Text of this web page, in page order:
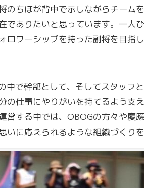
のちほが背中で示しながらチーム
でありたいと思っています。一人
ロワーシップを持った副将を目指し
中で幹部として、そしてスタッフ
の仕事にやりがいを持てるよう支
営する中では、OBOGの方々や慶
いに応えられるような組織づくり